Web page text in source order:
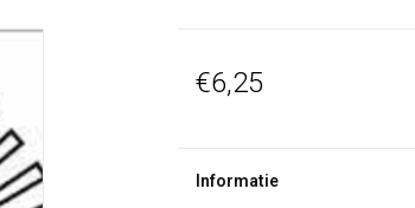
€6,25
Informatie